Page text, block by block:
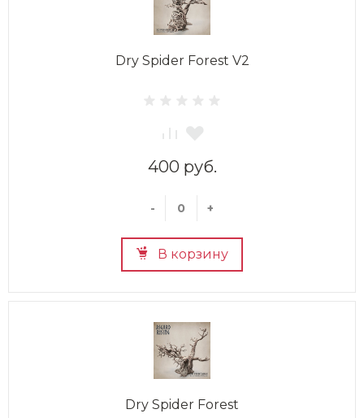
Dry Spider Forest V2
400 руб.
- +
В корзину
Dry Spider Forest